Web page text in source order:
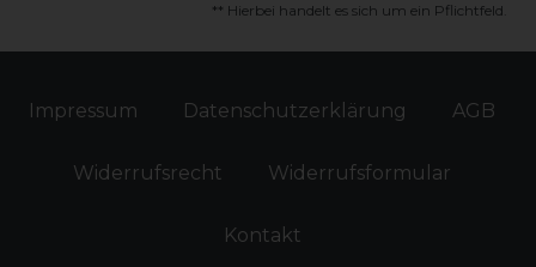
** Hierbei handelt es sich um ein Pflichtfeld.
Impressum Daten­schutz­erklärung AGB
Widerrufs­recht Widerrufs­formular
Kontakt